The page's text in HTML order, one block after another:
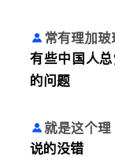
常有理加玻
有些中国人
的问题
就是这个理
说的没错